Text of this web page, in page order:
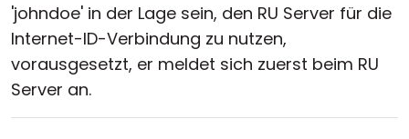
'johndoe' in der Lage sein, den RU Server für die
Internet-ID-Verbindung zu nutzen,
vorausgesetzt, er meldet sich zuerst beim RU
Server an.